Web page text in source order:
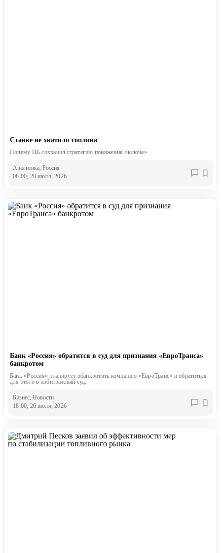
Ставке не хватило топлива
Почему ЦБ сохранил стратегию понижения «ключа»
Аналитика , Россия
08:00, 28 июля, 2026
Банк «Россия» обратится в суд для признания «ЕвроТранса»
банкротом
Банк «Россия» планирует обанкротить компанию «ЕвроТранс» и обратиться
для этого в арбитражный суд.
Бизнес , Новости
18:00, 26 июля, 2026